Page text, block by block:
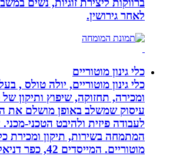
לאחר גירושין.
כלי גינון מוטוריים
כלי גינון מוטוריים, יולה טולס , בעל
ומכירה, תחזוקה, שיפוץ ותיקון של כלי
עיסוק שמשלב באופן מושלם את
לעבודה פיזית ולהיבט הטכני-מכני.
המתמחה בשירות, תיקון ומכירת כלי
מוטוריים. המייסדים 42, כפר דניאל